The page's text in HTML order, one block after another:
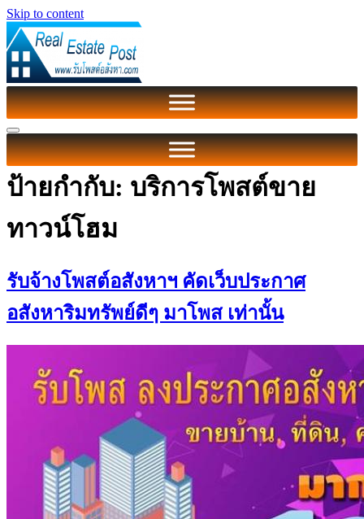
Skip to content
ป้ายกำกับ: บริการโพสต์ขาย
ทาวน์โฮม
รับจ้างโพสต์อสังหาฯ คัดเว็บประกาศ
อสังหาริมทรัพย์ดีๆ มาโพส เท่านั้น